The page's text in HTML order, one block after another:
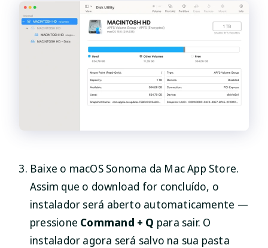
Baixe o macOS Sonoma da Mac App Store.
Assim que o download for concluído, o
instalador será aberto automaticamente —
pressione Command + Q para sair. O
instalador agora será salvo na sua pasta